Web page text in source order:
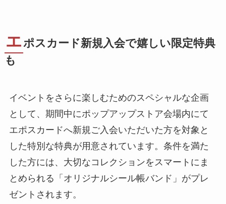
エポスカード新規入会で嬉しい限定特典
も
イベントをさらに楽しむためのスペシャルな企画
として、期間中にポップアップストア会場内にて
エポスカードへ新規ご入会いただいた方を対象と
した特別な特典が用意されています。条件を満た
した方には、大切なコレクションをスマートにま
とめられる「オリジナルシール帳バンド」がプレ
ゼントされます。